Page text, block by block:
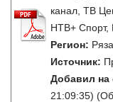
канал, ТВ
НТВ+ Спорт,
Регион:
Источник:
Добавил на
21:09:35)